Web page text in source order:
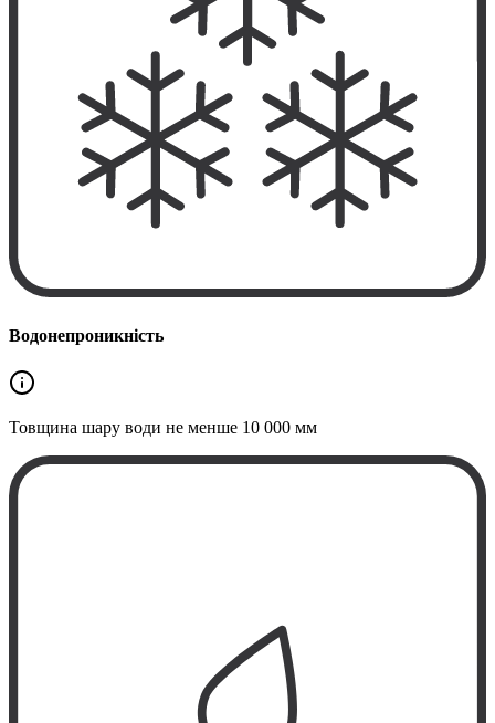
Водонепроникність
Товщина шару води не менше 10 000 мм